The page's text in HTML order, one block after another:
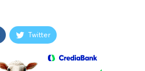
Twitter